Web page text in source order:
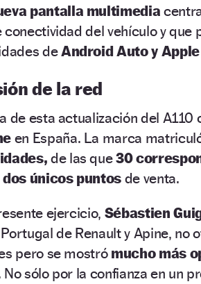
pantalla multimedia
conectividad del vehículo y que
deAndroid Auto y
de la red
de esta actualización del A110
en España. La marca
de las que30
dos únicos puntos de venta.
ejercicio, Sébastien
de Renault y Apine,
pero se mostrómucho más
sólo por la confianza en un